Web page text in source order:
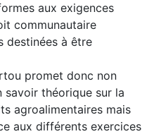
aux exigences
communautaire
destinées à être
promet donc non
savoir théorique sur la
agroalimentaires mais
aux différents exercices